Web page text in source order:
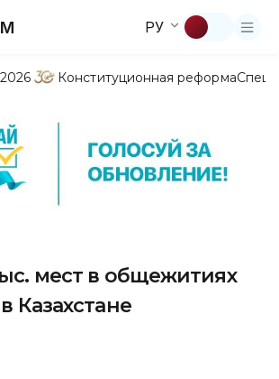
РУ
Конституционная реформа
мест в общежитиях
Казахстане